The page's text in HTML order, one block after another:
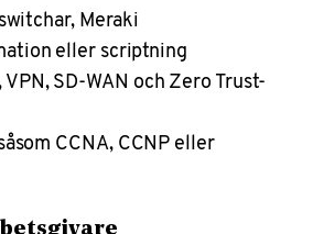
Meraki
eller scriptning
SD-WAN och Zero Trust-
CCNA, CCNP eller